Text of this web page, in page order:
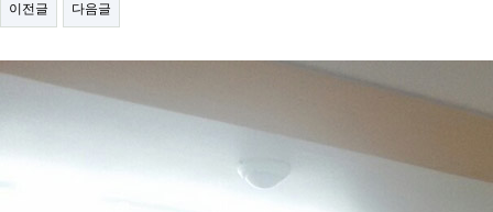
이전글 다음글